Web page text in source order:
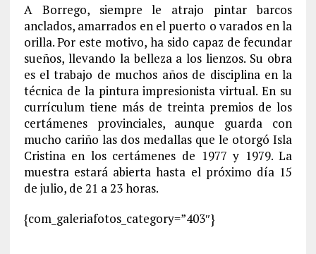
A Borrego, siempre le atrajo pintar barcos
anclados, amarrados en el puerto o varados en la
orilla. Por este motivo, ha sido capaz de fecundar
sueños, llevando la belleza a los lienzos. Su obra
es el trabajo de muchos años de disciplina en la
técnica de la pintura impresionista virtual. En su
currículum tiene más de treinta premios de los
certámenes provinciales, aunque guarda con
mucho cariño las dos medallas que le otorgó Isla
Cristina en los certámenes de 1977 y 1979. La
muestra estará abierta hasta el próximo día 15
de julio, de 21 a 23 horas.
{com_galeriafotos_category=”403″}